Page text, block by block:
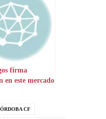
firma
en este mercado
CF